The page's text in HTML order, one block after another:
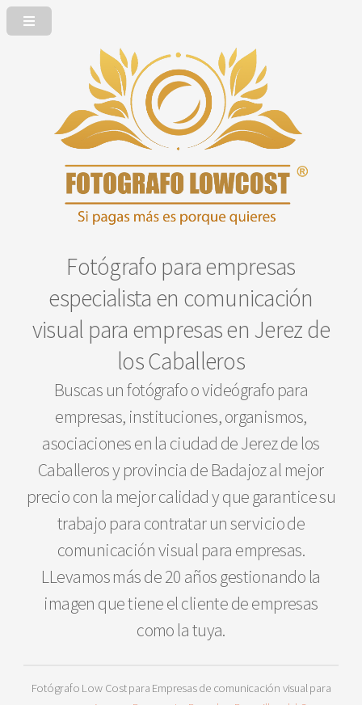
Fotógrafo para empresas
especialista en comunicación
visual para empresas en Jerez de
los Caballeros
Buscas un fotógrafo o videógrafo para
empresas, instituciones, organismos,
asociaciones en la ciudad de Jerez de los
Caballeros y provincia de Badajoz al mejor
precio con la mejor calidad y que garantice su
trabajo para contratar un servicio de
comunicación visual para empresas.
LLevamos más de 20 años gestionando la
imagen que tiene el cliente de empresas
como la tuya.
Fotógrafo Low Cost para Empresas de comunicación visual para